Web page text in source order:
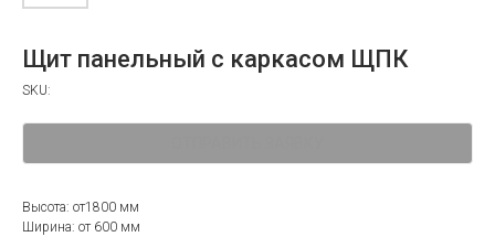
Щит панельный с каркасом ЩПК
SKU:
Высота: от1800 мм
Ширина: от 600 мм